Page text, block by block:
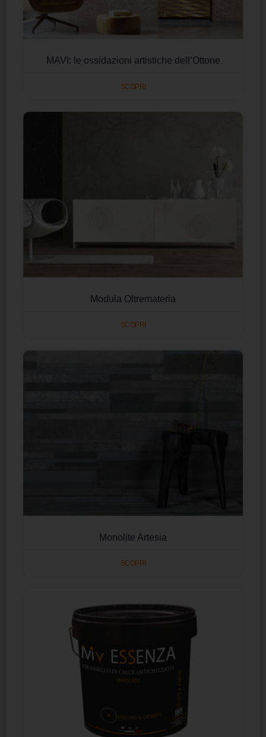
MAVI: le ossidazioni artistiche dell’Ottone
SCOPRI
Modula Oltremateria
SCOPRI
Monolite Artesia
SCOPRI